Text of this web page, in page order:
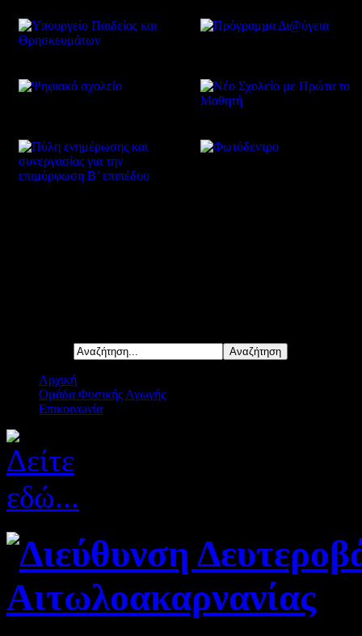
Αρχική
Ομάδα Φυσικής Αγωγής
Επικοινωνία